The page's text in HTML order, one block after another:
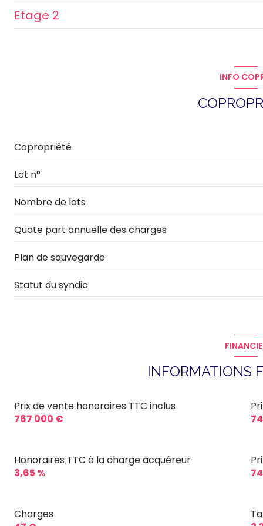
bureau
chambre
Etage 2
INFO
Copropriété
Lot n°
Nombre de lots
Quote part annuelle des charges
Plan de sauvegarde
Statut du syndic
INFORMATIONS
Prix de vente honoraires TTC inclus
767 000 €
Honoraires TTC à la charge acquéreur
3,65 %
Charges